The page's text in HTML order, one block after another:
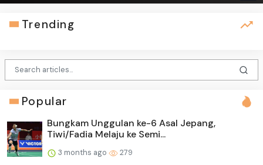
Trending
Popular
Bungkam Unggulan ke-6 Asal Jepang,
Tiwi/Fadia Melaju ke Semi...
3 months ago 279